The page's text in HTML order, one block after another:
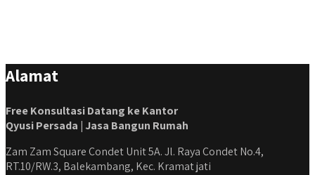
Alamat
Free Konsultasi Datang ke Kantor
Qyusi Persada | Jasa Bangun Rumah
Zam Zam Square Condet Unit 5A. Jl. Raya Condet No.4,
RT.10/RW.3, Balekambang, Kec. Kramat jati